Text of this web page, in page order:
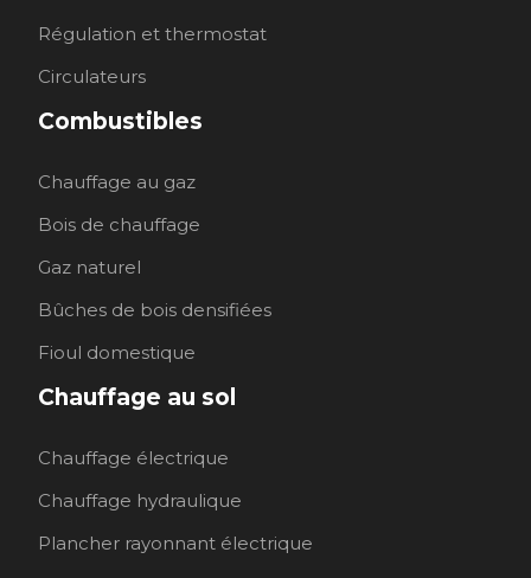
Régulation et thermostat
Circulateurs
Combustibles
Chauffage au gaz
Bois de chauffage
Gaz naturel
Bûches de bois densifiées
Fioul domestique
Chauffage au sol
Chauffage électrique
Chauffage hydraulique
Plancher rayonnant électrique